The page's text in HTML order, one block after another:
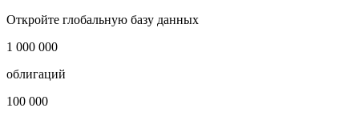
Откройте глобальную базу данных
1 000 000
облигаций
100 000